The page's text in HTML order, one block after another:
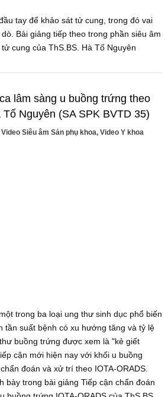
tay để khảo sát tử cung, trong đó vai
Bài giảng tiếp theo trong phần siêu âm
cung của ThS.BS. Hà Tố Nguyên
lâm sàng u buồng trứng theo
Tố Nguyên (SA SPK BVTD 35)
Video Siêu âm Sản phụ khoa, Video Y khoa
trong ba loại ung thư sinh dục phổ biến
tần suất bệnh có xu hướng tăng và tỷ lệ
buồng trứng được xem là "kẻ giết
cận mới hiện nay với khối u buồng
đoán và xử trí theo IOTA-ORADS.
bày trong bài giảng Tiếp cận chẩn đoán